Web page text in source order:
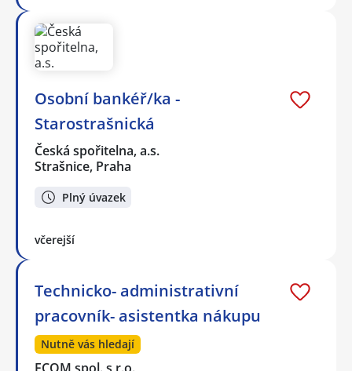
Osobní bankéř/ka -
Starostrašnická
Česká spořitelna, a.s.
Strašnice, Praha
Plný úvazek
včerejší
Technicko- administrativní
pracovník- asistentka nákupu
Nutně vás hledají